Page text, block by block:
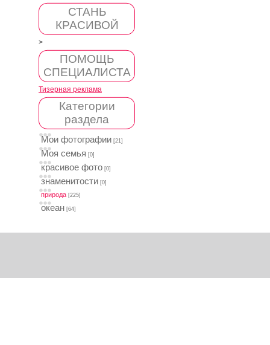
СТАНЬ
КРАСИВОЙ
>
ПОМОЩЬ
СПЕЦИАЛИСТА
Тизерная реклама
Категории
раздела
Мои фотографии [21]
Моя семья [0]
красивое фото [0]
знаменитости [0]
природа [225]
океан [64]